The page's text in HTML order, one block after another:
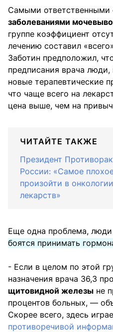
Самыми ответственными
заболеваниями
группе коэффициент
лечению составил
Заботин предположил,
предписания врача
новые терапевтические
что чаще всего на
цена выше, чем на
ЧИТАЙТЕ ТАКЖЕ
Президент
России: «Самое
произойти в
лекарств»
Еще одна проблема,
боятся принимать
- Если в целом по этой
назначения врача 36,3
щитовидной железы не
процентов больных, —
Скорее всего, здесь
противоречивой